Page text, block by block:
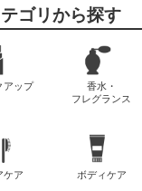
ゴリから探す
アップ
香水・
フレグランス
ケア ボディケア